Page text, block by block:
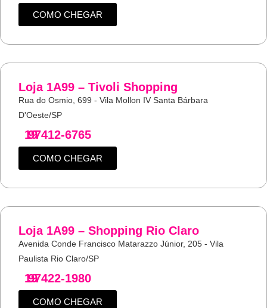
COMO CHEGAR
Loja 1A99 – Tivoli Shopping
Rua do Osmio, 699 - Vila Mollon IV Santa Bárbara
D'Oeste/SP
19
97412-6765
COMO CHEGAR
Loja 1A99 – Shopping Rio Claro
Avenida Conde Francisco Matarazzo Júnior, 205 - Vila
Paulista Rio Claro/SP
19
97422-1980
COMO CHEGAR